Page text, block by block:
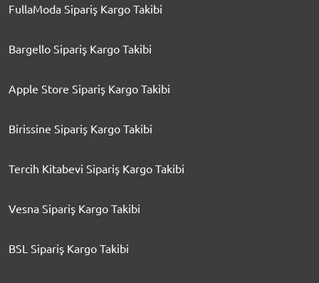
FullaModa Sipariş Kargo Takibi
Bargello Sipariş Kargo Takibi
Apple Store Sipariş Kargo Takibi
Birissine Sipariş Kargo Takibi
Tercih Kitabevi Sipariş Kargo Takibi
Vesna Sipariş Kargo Takibi
BSL Sipariş Kargo Takibi